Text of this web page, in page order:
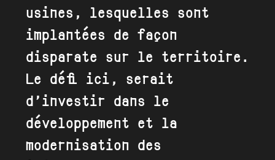
usines, lesquelles sont
implantées de façon
disparate sur le territoire.
Le défi ici, serait
d’investir dans le
développement et la
modernisation des